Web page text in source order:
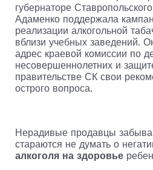
губернаторе
Адаменко поддержала
реализации алкогольной
вблизи учебных заведений.
адрес краевой комиссии по
несовершеннолетних и
правительстве СК свои
острого вопроса.
Нерадивые продавцы
стараются не думать о
алкоголя на здоровье